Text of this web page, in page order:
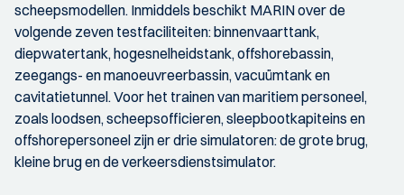
scheepsmodellen. Inmiddels beschikt MARIN over de
volgende zeven testfaciliteiten: binnenvaarttank,
diepwatertank, hogesnelheidstank, offshorebassin,
zeegangs- en manoeuvreerbassin, vacuümtank en
cavitatietunnel. Voor het trainen van maritiem personeel,
zoals loodsen, scheepsofficieren, sleepbootkapiteins en
offshorepersoneel zijn er drie simulatoren: de grote brug,
kleine brug en de verkeersdienstsimulator.